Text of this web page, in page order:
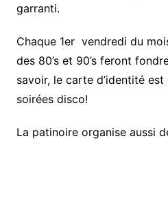
garranti.
Chaque 1er vendredi du
des 80’s et 90’s feront
savoir, le carte d’identité
soirées disco!
La patinoire organise aussi